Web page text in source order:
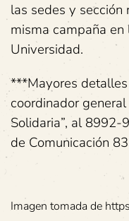
las sedes y
misma campaña
Universidad.
***Mayores
coordinador
Solidaria”, al 8992-
de Comunicación
Imagen tomada de